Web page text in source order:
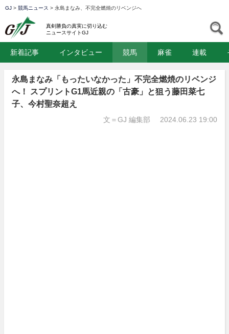
GJ > 競馬ニュース > 永島まなみ、不完全燃焼のリベンジへ
真剣勝負の真実に切り込む
ニュースサイトGJ
新着記事 インタビュー 競馬 麻雀 連載
永島まなみ「もったいなかった」不完全燃焼のリベンジ
へ！ スプリントG1馬近親の「古豪」と狙う藤田菜七
子、今村聖奈超え
文＝GJ 編集部 2024.06.23 19:00